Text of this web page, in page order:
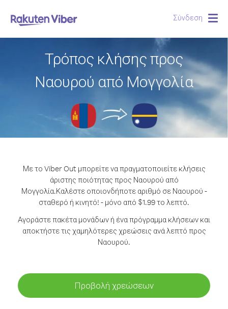
Σύνδεση
Τρόπος κλήσης προς
Ναουρού από Μογγολία
Με το Viber Out μπορείτε να πραγματοποιείτε κλήσεις
άριστης ποιότητας προς Ναουρού από
Μογγολία.Καλέστε οποιονδήποτε αριθμό σε Ναουρού -
σταθερό ή κινητό! - μόνο από $1.99 το λεπτό.
Αγοράστε πακέτα μονάδων ή ένα πρόγραμμα κλήσεων και
αποκτήστε τις χαμηλότερες χρεώσεις ανά λεπτό προς
Ναουρού.
Προβολή χρεώσεων